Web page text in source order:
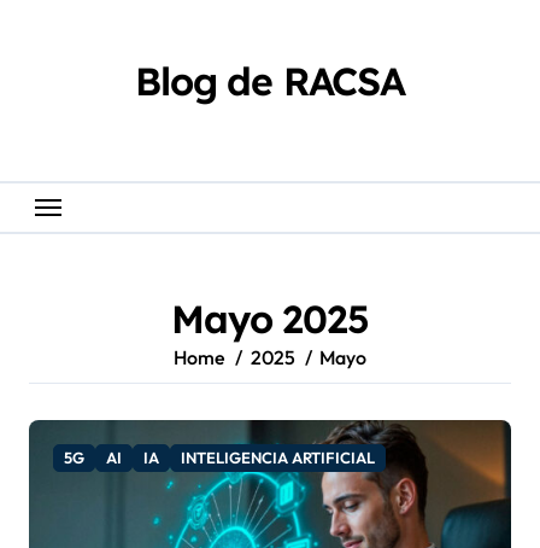
Blog de RACSA
Mayo 2025
Home 2025 Mayo
5G AI IA INTELIGENCIA ARTIFICIAL